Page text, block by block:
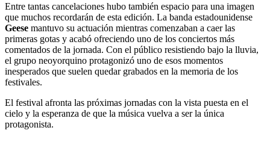
Entre tantas cancelaciones hubo también espacio para una imagen
que muchos recordarán de esta edición. La banda estadounidense
Geese mantuvo su actuación mientras comenzaban a caer las
primeras gotas y acabó ofreciendo uno de los conciertos más
comentados de la jornada. Con el público resistiendo bajo la lluvia,
el grupo neoyorquino protagonizó uno de esos momentos
inesperados que suelen quedar grabados en la memoria de los
festivales.
El festival afronta las próximas jornadas con la vista puesta en el
cielo y la esperanza de que la música vuelva a ser la única
protagonista.